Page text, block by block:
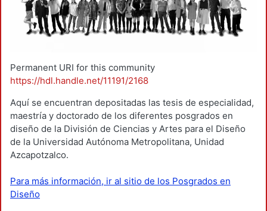
Permanent URI for this community
https://hdl.handle.net/11191/2168
Aquí se encuentran depositadas las tesis de especialidad,
maestría y doctorado de los diferentes posgrados en
diseño de la División de Ciencias y Artes para el Diseño
de la Universidad Autónoma Metropolitana, Unidad
Azcapotzalco.
Para más información, ir al sitio de los Posgrados en
Diseño